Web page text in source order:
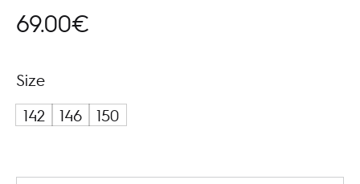
69.00€
Size
142
146 150